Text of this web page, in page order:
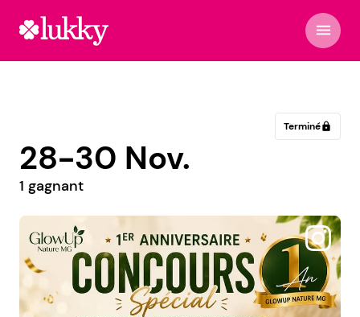
menu
Terminélock
28-30 Nov.
1 gagnant
@lapetitecaveduchablais